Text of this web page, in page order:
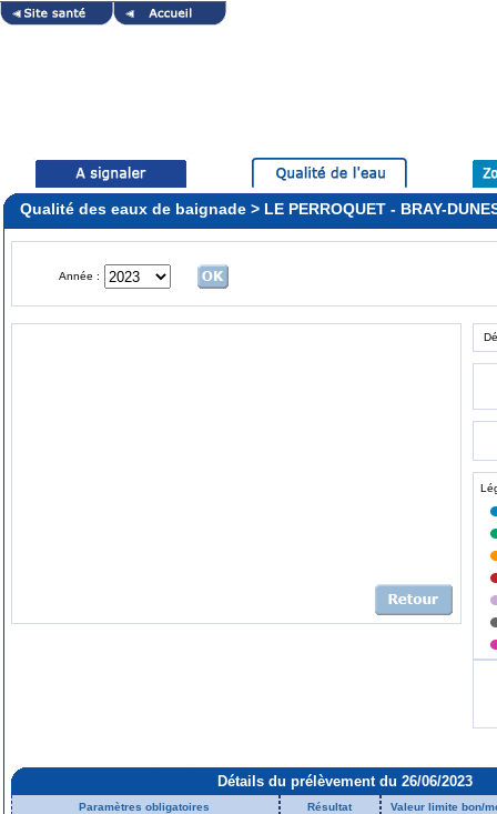
Qualité des eaux de baignade > LE PERROQUET - BRAY-
Année :
Détails du prélèvement du 26/06/2023
Paramètres obligatoires Résultat
Valeur limite bon/